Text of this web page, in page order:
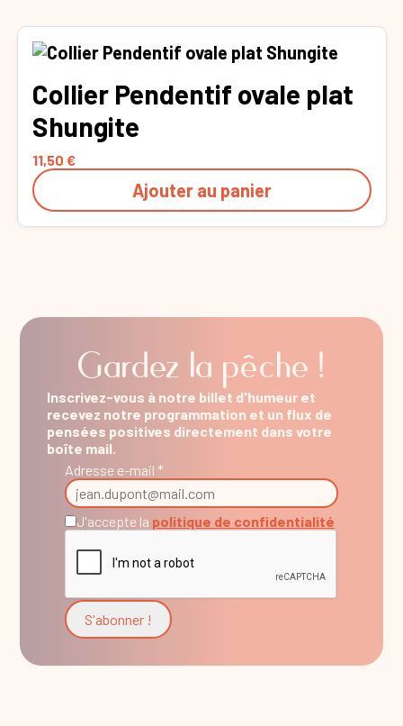
Collier Pendentif ovale plat
Shungite
11,50 €
Ajouter au panier
Gardez la pêche !
Inscrivez-vous à notre billet d'humeur et
recevez notre programmation et un flux de
pensées positives directement dans votre
boîte mail.
Adresse e-mail *
J'accepte la politique de confidentialité